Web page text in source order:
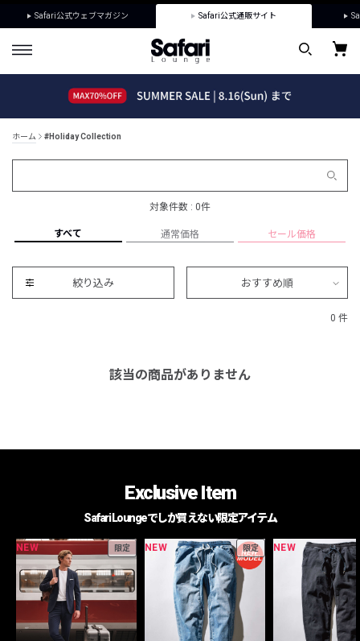
Safari公式ウェブマガジン Safari公式通販サイト
ホーム #Holiday Collection
対象件数 : 0件
すべて 通常価格 セール価格
絞り込み おすすめ順
0 件
該当の商品がありません
Exclusive Item
Safari Loungeでしか買えない限定アイテム
NEW 限定 NEW 限定 NEW